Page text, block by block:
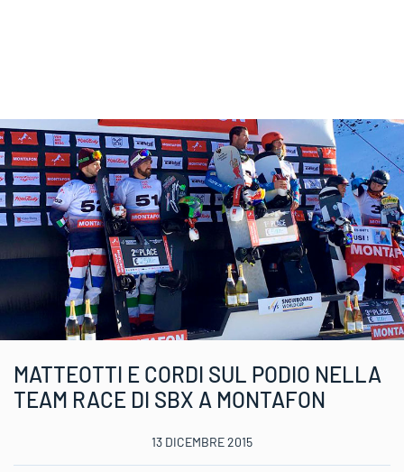
MATTEOTTI E CORDI SUL PODIO NELLA
TEAM RACE DI SBX A MONTAFON
13 DICEMBRE 2015